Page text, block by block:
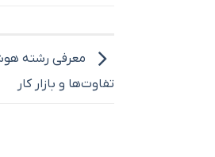
معرفی رشته
تفاوت‌ها و بازار کار